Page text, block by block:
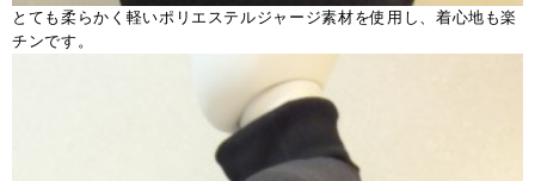
とても柔らかく軽いポリエステルジャージ素材を使用し、着心地も楽
チンです。